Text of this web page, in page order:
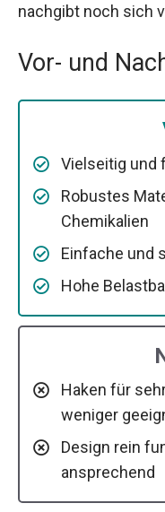
nachgibt noch sich
Vor- und
Vielseitig und
Robustes
Chemikalien
Einfache und
Hohe
Haken für
weniger
Design rein
ansprechend